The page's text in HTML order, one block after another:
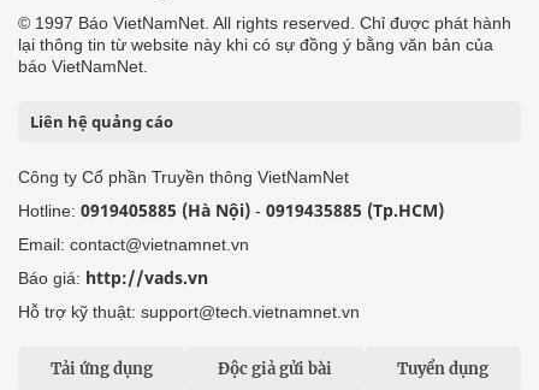
© 1997 Báo VietNamNet. All rights reserved. Chỉ được phát hành
lại thông tin từ website này khi có sự đồng ý bằng văn bản của
báo VietNamNet.
Liên hệ quảng cáo
Công ty Cổ phần Truyền thông VietNamNet
Hotline: 0919405885 (Hà Nội) - 0919435885 (Tp.HCM)
Email: contact@vietnamnet.vn
Báo giá: http://vads.vn
Hỗ trợ kỹ thuật: support@tech.vietnamnet.vn
Tải ứng dụng Độc giả gửi bài Tuyển dụng